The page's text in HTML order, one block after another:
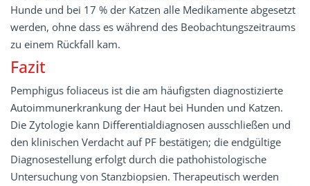
Hunde und bei 17 % der Katzen alle Medikamente abgesetzt
werden, ohne dass es während des Beobachtungszeitraums
zu einem Rückfall kam.
Fazit
Pemphigus foliaceus ist die am häufigsten diagnostizierte
Autoimmunerkrankung der Haut bei Hunden und Katzen.
Die Zytologie kann Differentialdiagnosen ausschließen und
den klinischen Verdacht auf PF bestätigen; die endgültige
Diagnosestellung erfolgt durch die pathohistologische
Untersuchung von Stanzbiopsien. Therapeutisch werden